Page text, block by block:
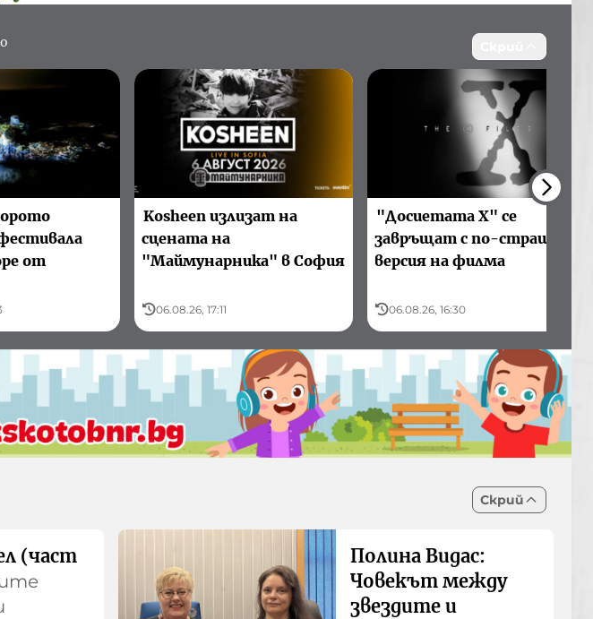
от
Kosheen излизат на
сцената на
"Маймунарника" в София
06.08.26, 17:11
"Досиетата Х" се
завръщат с по-страшна
версия на филма
06.08.26, 16:30
Скрий
(част
Полина Видас:
Човекът между
звездите и